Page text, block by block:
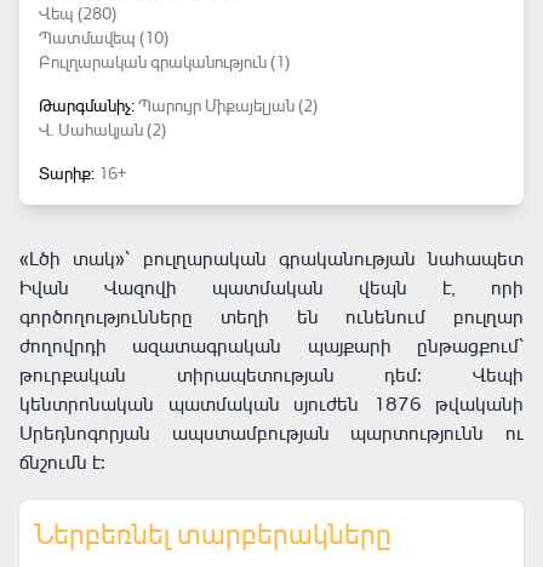
Վեպ (280)
Պատմավեպ (10)
Բուլղարական գրականություն (1)
Թարգմանիչ:Պարույր Միքայելյան (2)
Վ. Սահակյան (2)
Տարիք: 16+
«Լծի տակ»՝ բուլղարական գրականության նահապետ
Իվան Վազովի պատմական վեպն է, որի
գործողությունները տեղի են ունենում բուլղար
ժողովրդի ազատագրական պայքարի ընթացքում՝
թուրքական տիրապետության դեմ։ Վեպի
կենտրոնական պատմական սյուժեն 1876 թվականի
Սրեդնոգորյան ապստամբության պարտությունն ու
ճնշումն է։
Ներբեռնել տարբերակները